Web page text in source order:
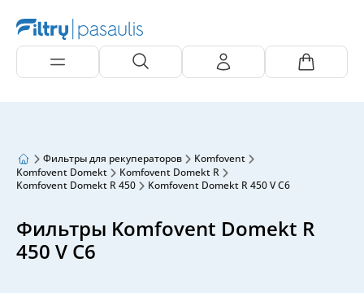
Фильтры для рекуператоров
Komfovent
Komfovent Domekt
Komfovent Domekt R
Komfovent Domekt R 450
Komfovent Domekt R 450 V C6
Фильтры Komfovent Domekt R
450 V C6